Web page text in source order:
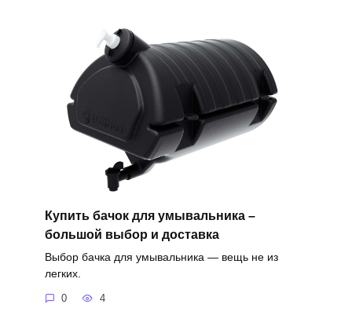
Купить бачок для умывальника –
большой выбор и доставка
Выбор бачка для умывальника — вещь не из
легких.
0 4